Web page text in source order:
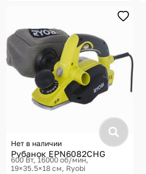
Нет в наличии
Рубанок EPN6082CHG
600 Вт, 16000 об/мин,
19×35.5×18 см Ryobi